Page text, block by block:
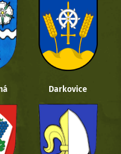
Darkovice